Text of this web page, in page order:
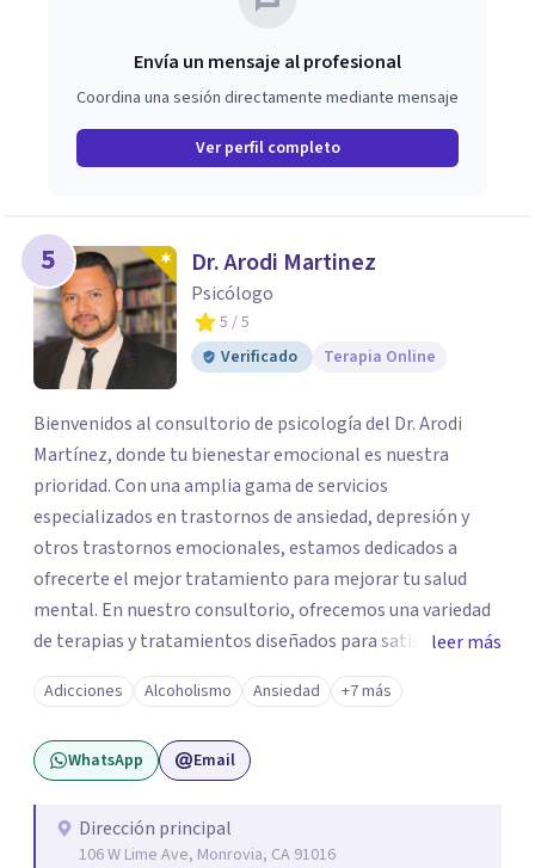
Envía un mensaje al profesional
Coordina una sesión directamente mediante mensaje
Ver perfil completo
5 Dr. Arodi Martinez
Psicólogo
5 / 5
Verificado
Terapia Online
Bienvenidos al consultorio de psicología del Dr. Arodi
Martínez, donde tu bienestar emocional es nuestra
prioridad. Con una amplia gama de servicios
especializados en trastornos de ansiedad, depresión y
otros trastornos emocionales, estamos dedicados a
ofrecerte el mejor tratamiento para mejorar tu salud
mental. En nuestro consultorio, ofrecemos una variedad
de terapias y tratamientos diseñados para satisfacer tus
necesidades específicas: Terapia para Trastornos de
Ansiedad y Depresión: Somos expertos en el tratamiento
de la ansiedad y la depresión, utilizando enfoques
basados en evidencia para ayudarte a recuperar tu
Familiar: Trabajamos contigo y tus seres queridos para
fortalecer las relaciones y mejorar la dinámica familiar.
leer más
Adicciones Alcoholismo Ansiedad +7 más
WhatsApp Email
Dirección principal
106 W Lime Ave, Monrovia, CA 91016